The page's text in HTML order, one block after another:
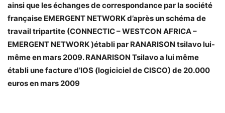
ainsi que les échanges de correspondance par la société
française EMERGENT NETWORK d’après un schéma de
travail tripartite (CONNECTIC – WESTCON AFRICA –
EMERGENT NETWORK )établi par RANARISON tsilavo lui-
même en mars 2009. RANARISON Tsilavo a lui même
établi une facture d’IOS (logiciciel de CISCO) de 20.000
euros en mars 2009